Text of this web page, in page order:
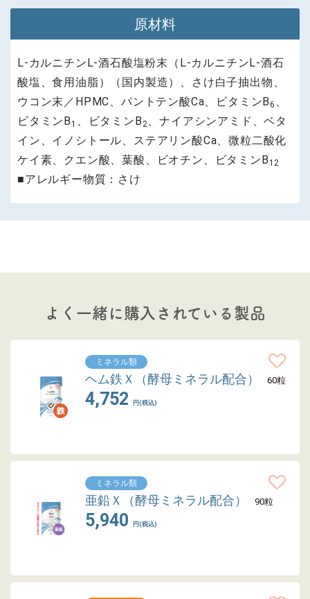
原材料
L-カルニチンL-酒石酸塩粉末（L-カルニチンL-酒石
酸塩、食用油脂）（国内製造）、さけ白子抽出物、
ウコン末／HPMC、パントテン酸Ca、ビタミンB6 、
ビタミンB 1 、ビタミンB2、ナイアシンアミド、ベタ
イン、イノシトール、ステアリン酸Ca、微粒二酸化
ケイ素、クエン酸、葉酸、ビオチン、ビタミンB 12
■アレルギー物質：さけ
よく一緒に購入されている製品
ミネラル類
ヘム鉄Ｘ（酵母ミネラル配合） 60粒
4,752 円(税込)
ミネラル類
亜鉛Ｘ（酵母ミネラル配合） 90粒
5,940 円(税込)